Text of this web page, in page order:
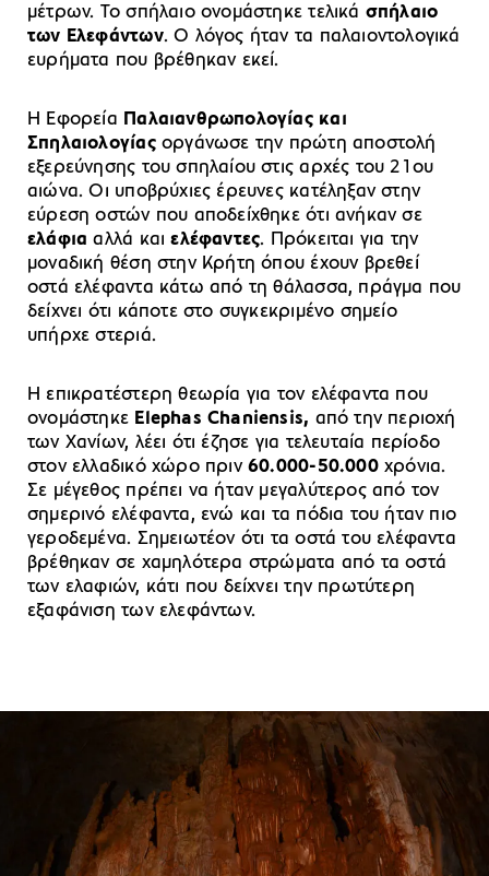
μέτρων. Το σπήλαιο ονομάστηκε τελικά σπήλαιο
των Ελεφάντων. Ο λόγος ήταν τα παλαιοντολογικά
ευρήματα που βρέθηκαν εκεί.
Η Εφορεία Παλαιανθρωπολογίας και
Σπηλαιολογίαςοργάνωσε την πρώτη αποστολή
εξερεύνησης του σπηλαίου στις αρχές του 21ου
αιώνα. Οι υποβρύχιες έρευνες κατέληξαν στην
εύρεση οστών που αποδείχθηκε ότι ανήκαν σε
ελάφια αλλά καιελέφαντες. Πρόκειται για την
μοναδική θέση στην Κρήτη όπου έχουν βρεθεί
οστά ελέφαντα κάτω από τη θάλασσα, πράγμα που
δείχνει ότι κάποτε στο συγκεκριμένο σημείο
υπήρχε στεριά.
Η επικρατέστερη θεωρία για τον ελέφαντα που
ονομάστηκε Elephas Chaniensis, από την περιοχή
των Χανίων, λέει ότι έζησε για τελευταία περίοδο
στον ελλαδικό χώρο πριν60.000-50.000 χρόνια.
Σε μέγεθος πρέπει να ήταν μεγαλύτερος από τον
σημερινό ελέφαντα, ενώ και τα πόδια του ήταν πιο
γεροδεμένα. Σημειωτέον ότι τα οστά του ελέφαντα
βρέθηκαν σε χαμηλότερα στρώματα από τα οστά
των ελαφιών, κάτι που δείχνει την πρωτύτερη
εξαφάνιση των ελεφάντων.